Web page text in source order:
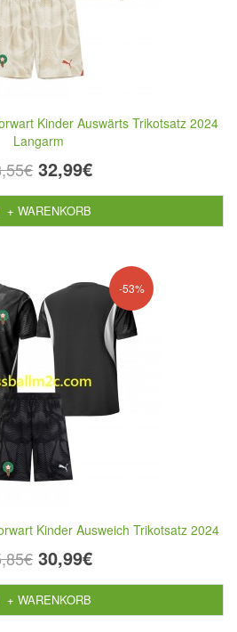
Kinder Auswärts Trikotsatz 2024
Langarm
32,99€
+ WARENKORB
-53%
Kinder Ausweich Trikotsatz 2024
30,99€
+ WARENKORB